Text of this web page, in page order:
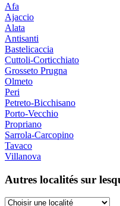
Afa
Ajaccio
Alata
Antisanti
Bastelicaccia
Cuttoli-Corticchiato
Grosseto Prugna
Olmeto
Peri
Petreto-Bicchisano
Porto-Vecchio
Propriano
Sarrola-Carcopino
Tavaco
Villanova
Autres localités sur
Choisir